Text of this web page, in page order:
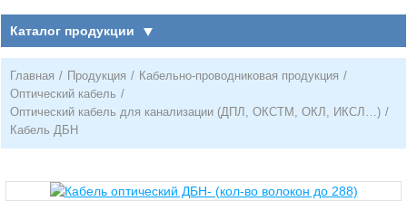
Каталог продукции
Главная / Продукция / Кабельно-проводниковая продукция /
Оптический кабель /
Оптический кабель для канализации (ДПЛ, ОКСТМ, ОКЛ, ИКСЛ…) /
Кабель ДБН